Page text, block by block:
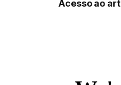
Acesso ao